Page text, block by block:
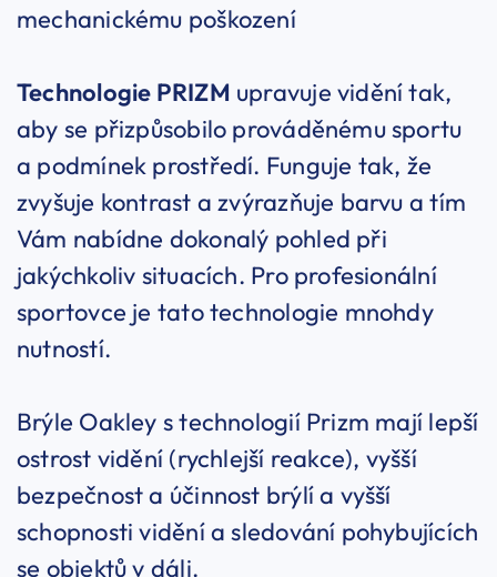
mechanickému poškození
Technologie PRIZM upravuje vidění tak,
aby se přizpůsobilo prováděnému sportu
a podmínek prostředí. Funguje tak, že
zvyšuje kontrast a zvýrazňuje barvu a tím
Vám nabídne dokonalý pohled při
jakýchkoliv situacích. Pro profesionální
sportovce je tato technologie mnohdy
nutností.
Brýle Oakley s technologií Prizm mají lepší
ostrost vidění (rychlejší reakce), vyšší
bezpečnost a účinnost brýlí a vyšší
schopnosti vidění a sledování pohybujících
se objektů v dáli.